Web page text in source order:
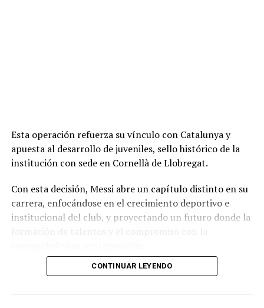
Esta operación refuerza su vínculo con Catalunya y
apuesta al desarrollo de juveniles, sello histórico de la
institución con sede en Cornellà de Llobregat.
Con esta decisión, Messi abre un capítulo distinto en su
carrera, enfocándose en el crecimiento deportivo e
institucional del club, y proyectando un futuro donde la
CONTINUAR LEYENDO